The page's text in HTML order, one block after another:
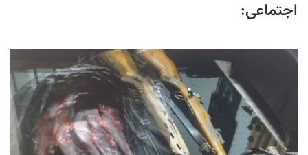
اجتماعی: